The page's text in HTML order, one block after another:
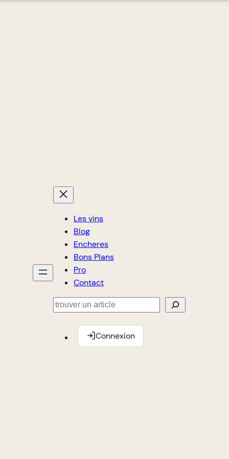
Les vins
Blog
Encheres
Bons Plans
Pro
Contact
Rechercher
Connexion